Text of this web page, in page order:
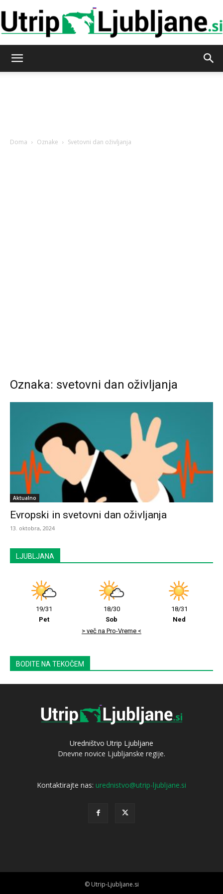
Doma Oznake Svetovni dan oživljanja
Oznaka: svetovni dan oživljanja
Aktualno
Evropski in svetovni dan oživljanja
13. oktobra, 2024
LJUBLJANA
19/31
Pet
18/30
Sob
18/31
Ned
> več na Pro-Vreme <
BODITE NA TEKOČEM
Uredništvo Utrip Ljubljane
Dnevne novice Ljubljanske regije.
Kontaktirajte nas: urednistvo@utrip-ljubljane.si
© Utrip-Ljubljane.si